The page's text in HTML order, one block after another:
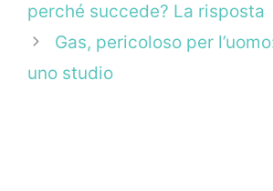
perché succede? La risposta
Gas, pericoloso per
uno studio